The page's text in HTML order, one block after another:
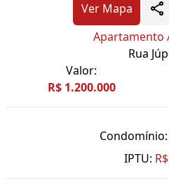
Ver Mapa
Apartamento
Rua
Valor:
R$ 1.200.000
Condomínio:
IPTU: